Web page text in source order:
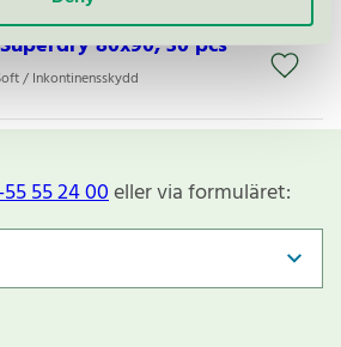
80x90, 30 pcs
/ Inkontinensskydd
55 24 00eller via formuläret: